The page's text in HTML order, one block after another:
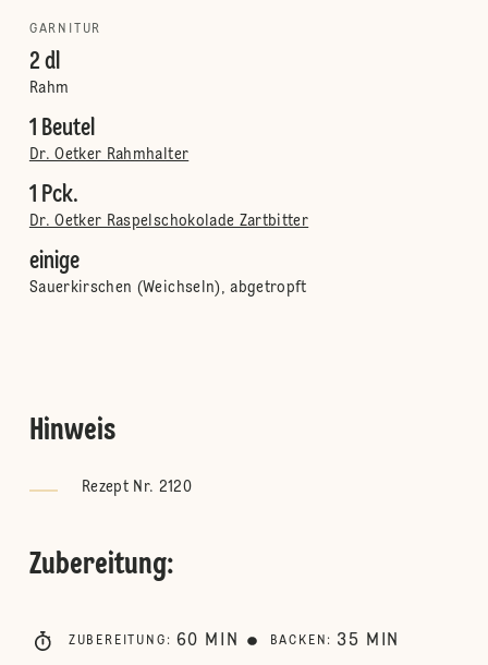
GARNITUR
2 dl
Rahm
1 Beutel
Dr. Oetker Rahmhalter
1 Pck.
Dr. Oetker Raspelschokolade Zartbitter
einige
Sauerkirschen (Weichseln), abgetropft
Hinweis
Rezept Nr. 2120
Zubereitung:
ZUBEREITUNG : 60 MIN BACKEN : 35 MIN